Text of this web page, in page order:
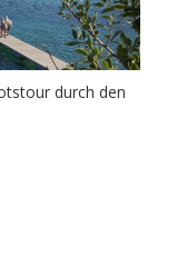
durch den